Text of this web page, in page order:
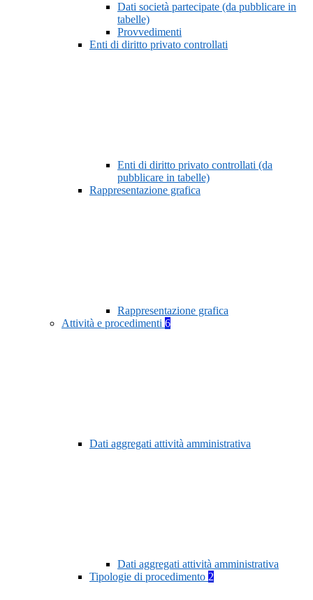
Dati società partecipate (da pubblicare in
tabelle)
Provvedimenti
Enti di diritto privato controllati
Enti di diritto privato controllati (da
pubblicare in tabelle)
Rappresentazione grafica
Rappresentazione grafica
Attività e procedimenti 6
Dati aggregati attività amministrativa
Dati aggregati attività amministrativa
Tipologie di procedimento 2